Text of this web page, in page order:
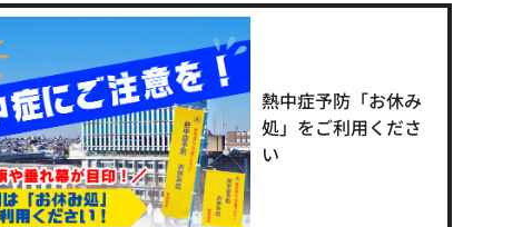
熱中症予防「お休み
処」をご利用くださ
い